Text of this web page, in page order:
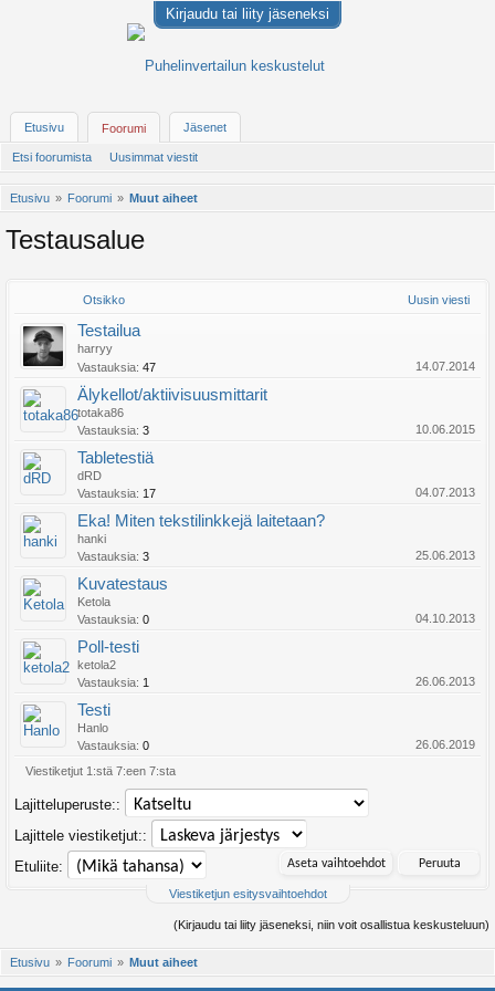
Kirjaudu tai liity jäseneksi
Etusivu Foorumi
Etsi foorumista Uusimmat viestit
Jäsenet
Etusivu Foorumi Muut aiheet
Testausalue
Otsikko Uusin viesti
Testailua
harryy
Vastauksia: 47 14.07.2014
Älykellot/aktiivisuusmittarit
totaka86
Vastauksia: 3 10.06.2015
Tabletestiä
dRD
Vastauksia: 17 04.07.2013
Eka! Miten tekstilinkkejä laitetaan?
hanki
Vastauksia: 3 25.06.2013
Kuvatestaus
Ketola
Vastauksia: 0 04.10.2013
Poll-testi
ketola2
Vastauksia: 1 26.06.2013
Testi
Hanlo
Vastauksia: 0
26.06.2019
Viestiketjut 1:stä 7:een 7:sta
Viestiketjun esitysvaihtoehdot
Lajitteluperuste::
Lajittele viestiketjut::
Etuliite:
(Kirjaudu tai liity jäseneksi, niin voit osallistua keskusteluun)
Etusivu Foorumi Muut aiheet